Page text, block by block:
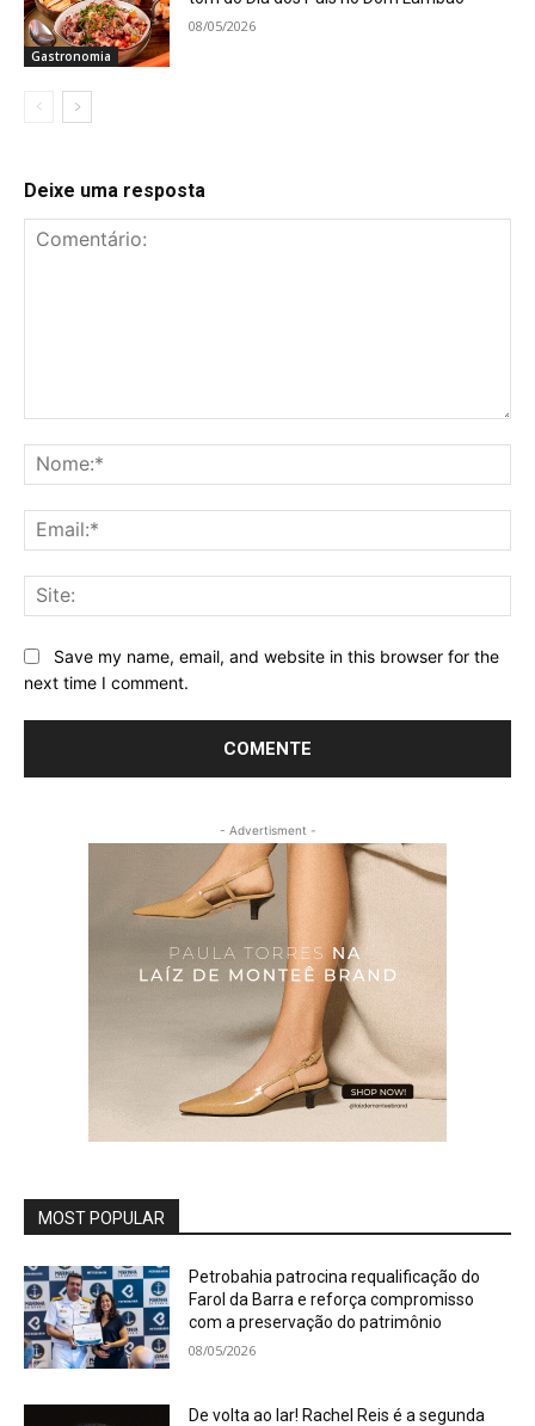
Gastronomia
08/05/2026
Deixe uma resposta
Save my name, email, and website in this browser for the
next time I comment.
- Advertisment -
MOST POPULAR
Petrobahia patrocina requalificação do
Farol da Barra e reforça compromisso
com a preservação do patrimônio
08/05/2026
De volta ao lar! Rachel Reis é a segunda